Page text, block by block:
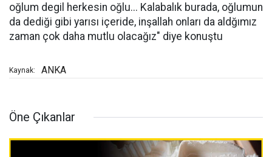
oğlum degil herkesin oğlu... Kalabalık burada, oğlumun
da dediği gibi yarısı içeride, inşallah onları da aldğımız
zaman çok daha mutlu olacağız" diye konuştu
Kaynak: ANKA
Öne Çıkanlar